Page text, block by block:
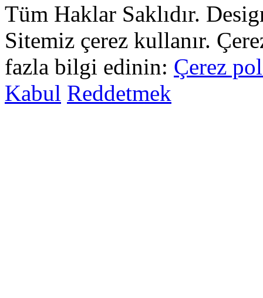
Tüm Haklar Saklıdır.
Sitemiz çerez kullanır.
fazla bilgi edinin: Çerez
Kabul Reddetmek